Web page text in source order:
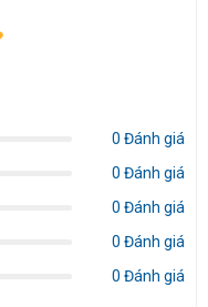
0 Đánh giá
0 Đánh giá
0 Đánh giá
0 Đánh giá
0 Đánh giá